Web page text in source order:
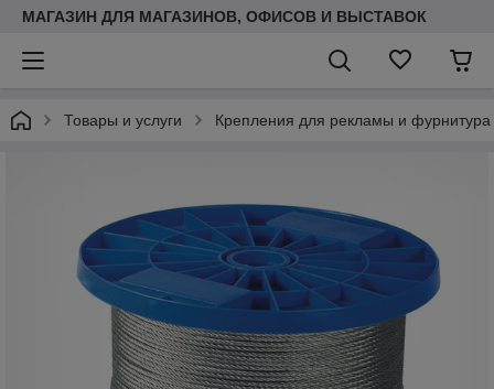
МАГАЗИН ДЛЯ МАГАЗИНОВ, ОФИСОВ И ВЫСТАВОК
Товары и услуги Крепления для рекламы и фурнитура